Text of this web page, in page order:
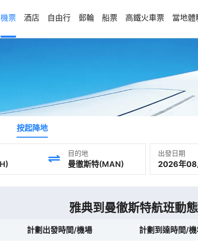
機票 酒店 自由行 郵輪 船票 高鐵火車票 當地體
按起降地
目的地 出發日期
2026年08
雅典到曼徹斯特航班動
計劃出發時間/機場 計劃到達時間/